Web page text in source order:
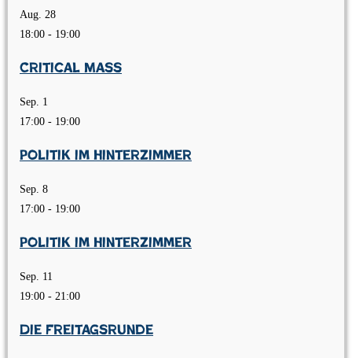
Aug. 28
18:00 - 19:00
Critical Mass
Sep. 1
17:00 - 19:00
Politik im Hinterzimmer
Sep. 8
17:00 - 19:00
Politik im Hinterzimmer
Sep. 11
19:00 - 21:00
Die Freitagsrunde